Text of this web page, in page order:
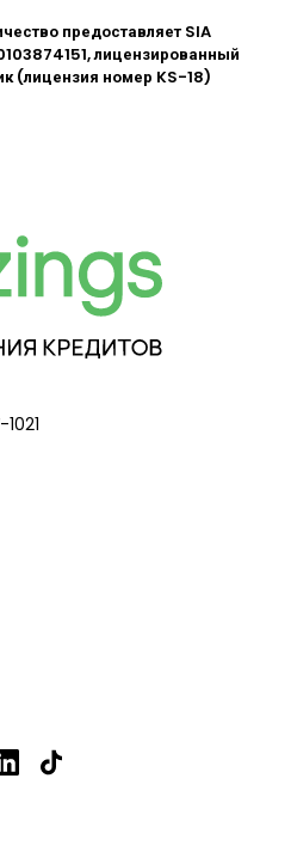
предоставляет SIA
лицензированный
(лицензия номер KS-18)